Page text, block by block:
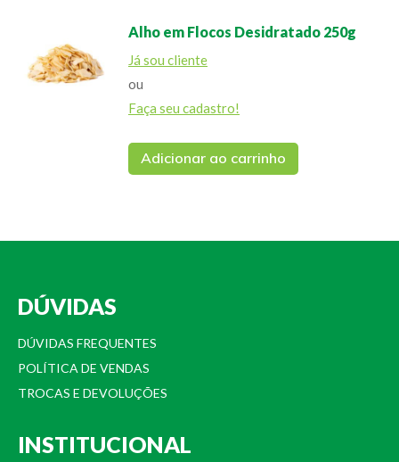
Alho em Flocos Desidratado 250g
Já sou cliente
ou
Faça seu cadastro!
Adicionar ao carrinho
DÚVIDAS
DÚVIDAS FREQUENTES
POLÍTICA DE VENDAS
TROCAS E DEVOLUÇÕES
INSTITUCIONAL